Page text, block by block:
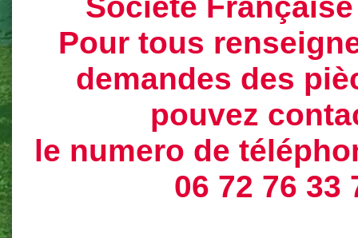
Pour tous
demandes des
pouvez
le numero de
06 72 76 33